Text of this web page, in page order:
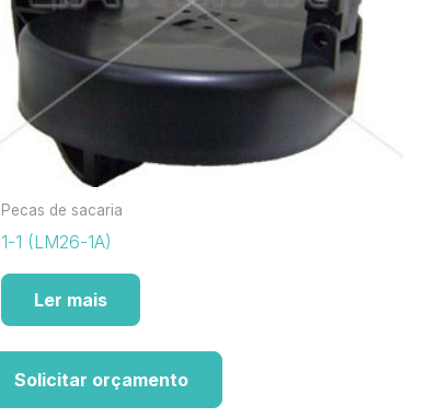
Pecas de sacaria
1-1 (LM26-1A)
Ler mais
Solicitar orçamento